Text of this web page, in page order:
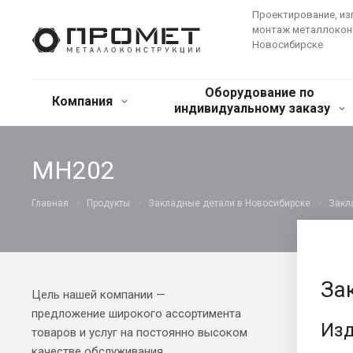
Проектирование,
монтаж
Новосибирске
Компания
Оборудование по
индивидуальному заказу
МН202
Главная Продукты Закладные детали в Новосибирске
Цель нашей компании —
предложение широкого ассортимента
товаров и услуг на постоянно высоком